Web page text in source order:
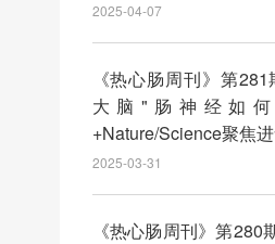
2025-04-07
《热心肠周刊》第
大脑"肠神经如
+Nature/Science聚焦
2025-03-31
《热心肠周刊》第